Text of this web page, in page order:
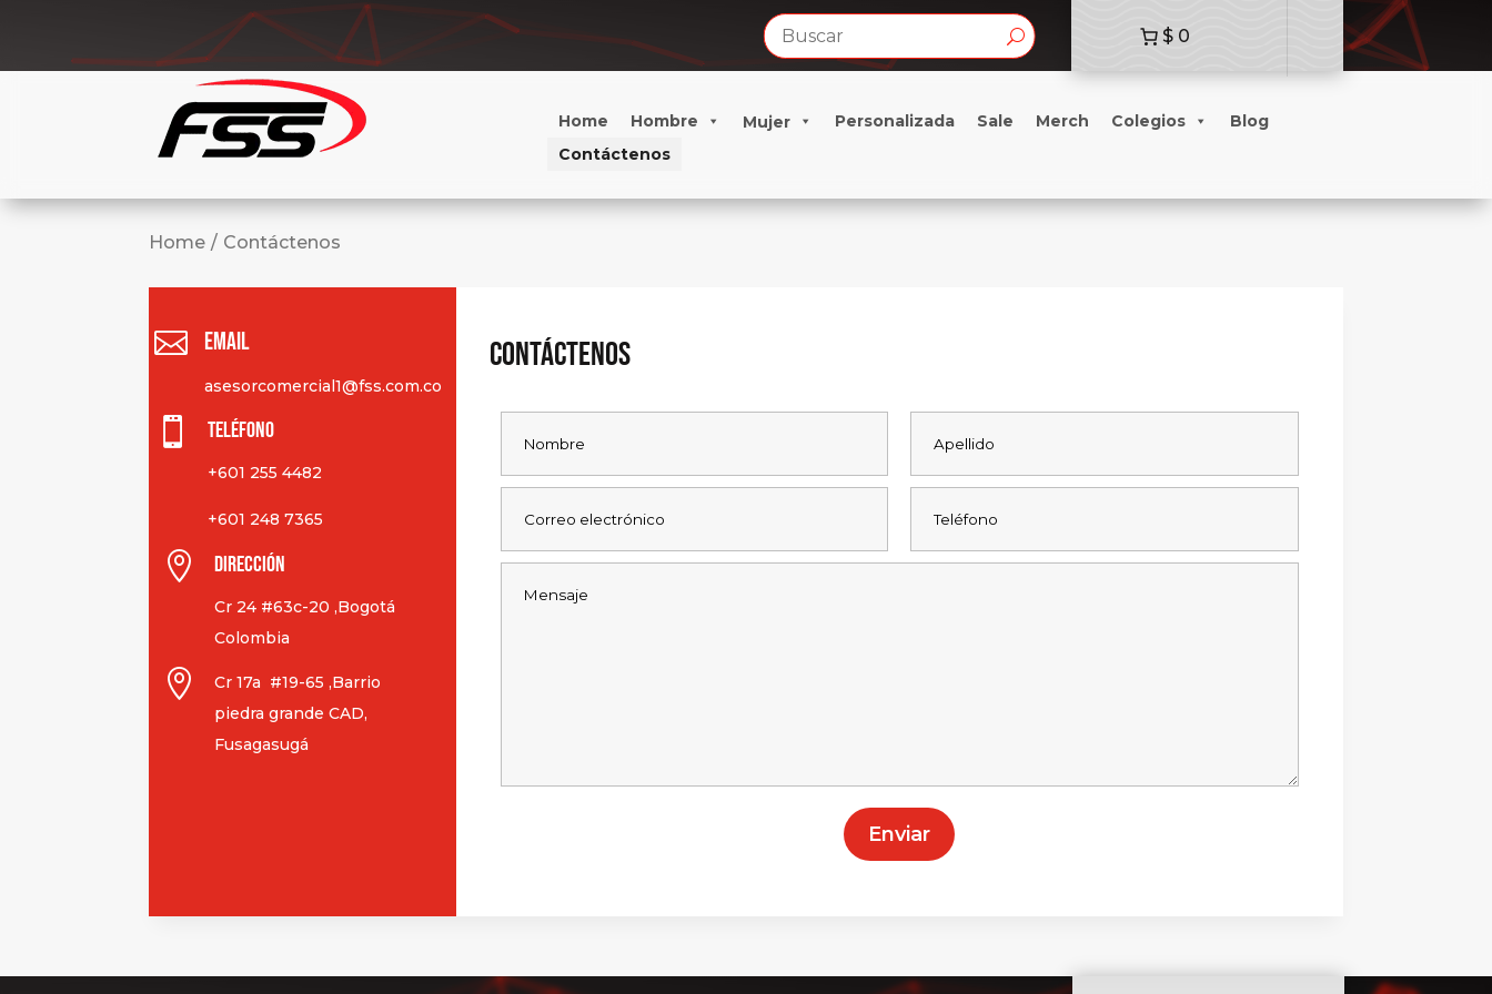
$ 0
Home Hombre Mujer Personalizada Sale Merch Colegios
Blog
Contáctenos
Home Contáctenos
 Email
asesorcomercial1@fss.com.co
 Teléfono
+601 255 4482
+601 248 7365
 Dirección
Cr 24 #63c-20 ,Bogotá
Colombia

Cr 17a #19-65 ,Barrio
piedra grande CAD,
Fusagasugá
Contáctenos